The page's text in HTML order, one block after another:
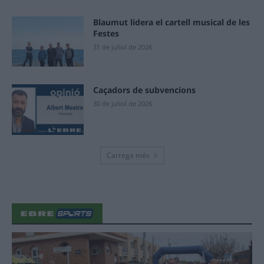
Blaumut lidera el cartell musical de les
Festes
31 de juliol de 2026
Caçadors de subvencions
30 de juliol de 2026
Carrega més